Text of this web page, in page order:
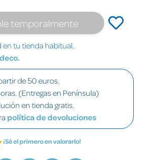
temporalmente
tu tienda habitual.
de 50 euros.
(Entregas en Península)
en tienda gratis.
política de devoluciones
¡Sé el primero en valorarlo!